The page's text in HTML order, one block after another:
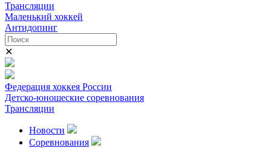
Трансляции
Маленький хоккей
Антидопинг
✕
Федерация хоккея России
Детско-юношеские соревнования
Трансляции
Новости
Соревнования